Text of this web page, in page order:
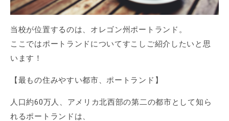
当校が位置するのは、オレゴン州ポートランド。
ここではポートランドについてすこしご紹介したいと思
います！
【最もの住みやすい都市、ポートランド】
人口約60万人、アメリカ北西部の第二の都市として知ら
れるポートランドは、